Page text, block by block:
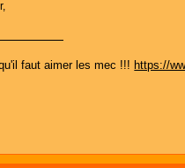
faut aimer les mec !!! https://